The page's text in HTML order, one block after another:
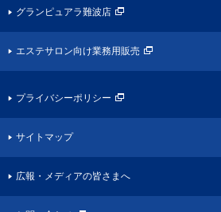
グランピュアラ難波店
エステサロン向け業務用販売
プライバシーポリシー
サイトマップ
広報・メディアの皆さまへ